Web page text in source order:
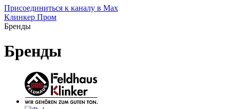
Присоединиться к каналу в Max
Клинкер Пром
Бренды
Бренды